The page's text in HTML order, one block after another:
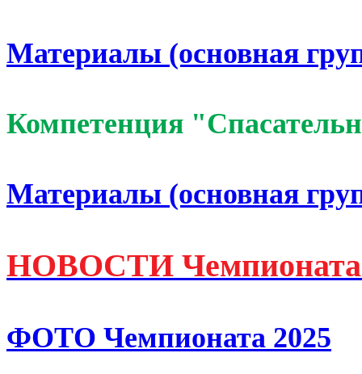
Материалы (основная
Компетенция
Материалы (основная
НОВОСТИ
ФОТО Чемпионата 2025